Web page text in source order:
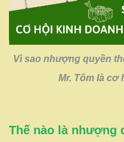
Vì sao nhượng quyền
Mr. Tôm là cơ
Thế nào là nhượng